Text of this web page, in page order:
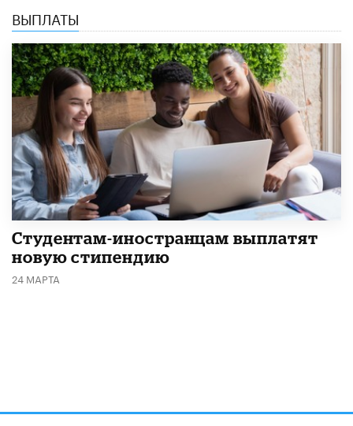
ВЫПЛАТЫ
Студентам-иностранцам выплатят
новую стипендию
24 МАРТА